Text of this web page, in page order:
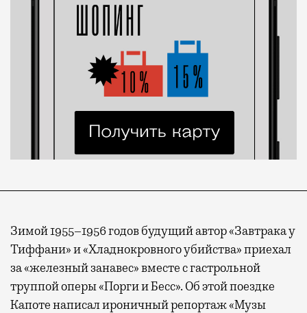
Зимой 1955–1956 годов будущий автор «Завтрака у
Тиффани» и «Хладнокровного убийства» приехал
за «железный занавес» вместе с гастрольной
труппой оперы «Порги и Бесс». Об этой поездке
Капоте написал ироничный репортаж «Музы